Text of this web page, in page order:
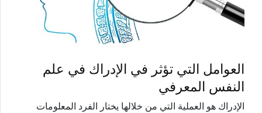
العوامل التي تؤثر في الإدراك في علم
النفس المعرفي
الإدراك هو العملية التي من خلالها يختار الفرد المعلومات